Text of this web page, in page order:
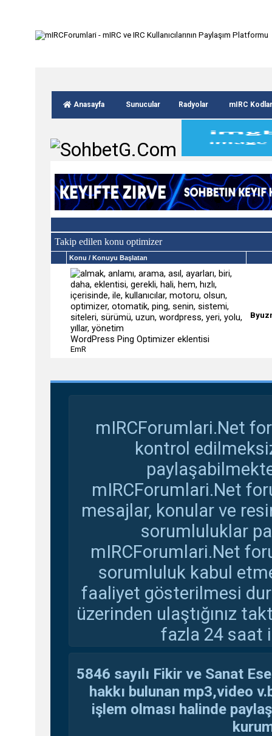
Anasayfa Sunucular Radyolar mIRC Kodlar
Takip edilen konu optimizer
Konu / Konuyu Başlatan
WordPress Ping Optimizer eklentisi
EmR
mIRCForumlari.Net
kontrol
mIRCForumlari.Net
mesajlar, konular ve
sorumluluklar
mIRCForumlari.Net
sorumluluk kabul
faaliyet gösterilmesi
üzerinden ulaştığınız
fazla 24 saat
5846 sayılı Fikir ve Sanat
hakkı bulunan mp3,video
işlem olması halinde